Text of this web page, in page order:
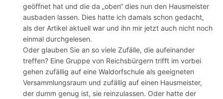
geöffnet hat und die da „oben“ dies nun den Hausmeister
ausbaden lassen. Dies hatte ich damals schon gedacht,
als der Artikel aktuell war und ihn mir jetzt auch nicht noch
einmal durchgelesen.
Oder glauben Sie an so viele Zufälle, die aufeinander
treffen? Eine Gruppe von Reichsbürgern trifft im vorbei
gehen zufällig auf eine Waldorfschule als geeigneten
Versammlungsraum und zufällig auf einen Hausmeister,
der dumm genug ist, sie reinzulassen. Oder hatte der